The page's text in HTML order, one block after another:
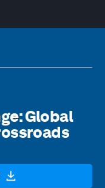
Global